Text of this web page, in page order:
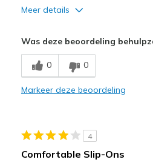
Meer details
Breathe Well
Comfortable
Stylish
Was deze beoordeling
0 0
Markeer deze beoordeling
4
Comfortable Slip-Ons